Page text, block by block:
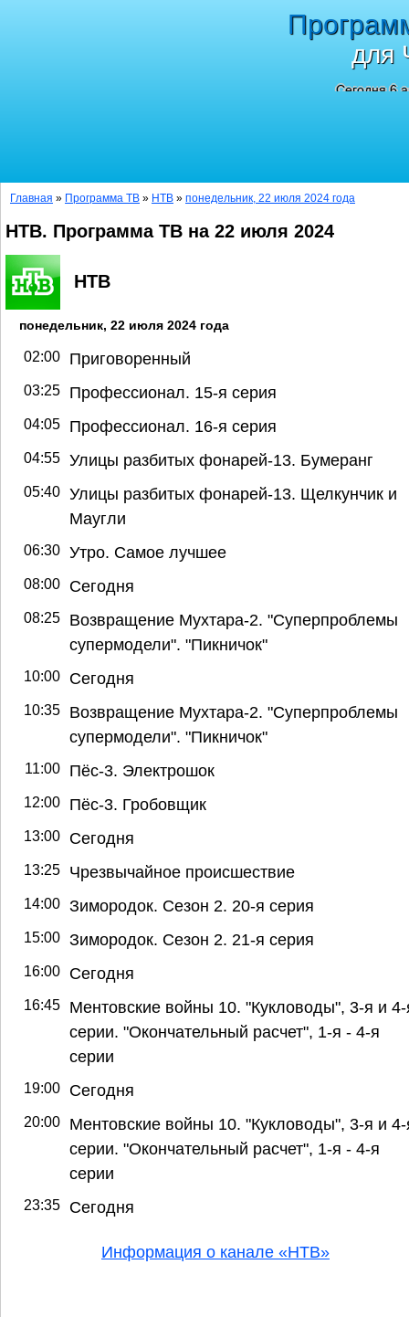
для
Сегодня 6
Главная » Программа ТВ » НТВ » понедельник, 22 июля 2024 года
НТВ. Программа ТВ на 22 июля 2024
НТВ
понедельник, 22 июля 2024 года
02:00 Приговоренный
03:25 Профессионал. 15-я серия
04:05 Профессионал. 16-я серия
04:55 Улицы разбитых фонарей-13. Бумеранг
05:40 Улицы разбитых фонарей-13. Щелкунчик и
Маугли
06:30 Утро. Самое лучшее
08:00 Сегодня
08:25
Возвращение Мухтара-2. "Суперпроблемы
супермодели". "Пикничок"
10:00 Сегодня
10:35
Возвращение Мухтара-2. "Суперпроблемы
супермодели". "Пикничок"
11:00 Пёс-3. Электрошок
12:00 Пёс-3. Гробовщик
13:00 Сегодня
13:25 Чрезвычайное происшествие
14:00 Зимородок. Сезон 2. 20-я серия
15:00 Зимородок. Сезон 2. 21-я серия
16:00 Сегодня
16:45
Ментовские войны 10. "Кукловоды", 3-я и
серии. "Окончательный расчет", 1-я - 4-я
серии
19:00 Сегодня
20:00
Ментовские войны 10. "Кукловоды", 3-я и
серии. "Окончательный расчет", 1-я - 4-я
серии
23:35 Сегодня
Информация о канале «НТВ»